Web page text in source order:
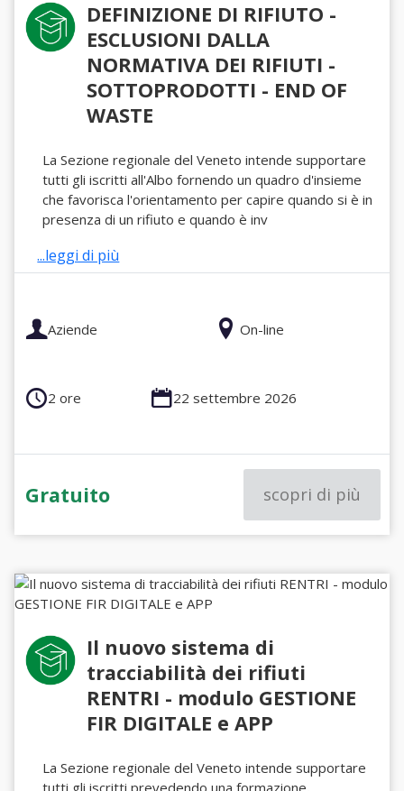
DEFINIZIONE DI RIFIUTO -
ESCLUSIONI DALLA
NORMATIVA DEI RIFIUTI -
SOTTOPRODOTTI - END OF
WASTE
La Sezione regionale del Veneto intende supportare
tutti gli iscritti all'Albo fornendo un quadro d'insieme
che favorisca l'orientamento per capire quando si è in
presenza di un rifiuto e quando è inv
...leggi di più
Aziende On-line
2 ore 22 settembre 2026
Gratuito scopri di più
Il nuovo sistema di
tracciabilità dei rifiuti
RENTRI - modulo GESTIONE
FIR DIGITALE e APP
La Sezione regionale del Veneto intende supportare
tutti gli iscritti prevedendo una formazione,